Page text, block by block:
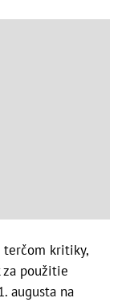
terčom kritiky,
použitie
augusta na